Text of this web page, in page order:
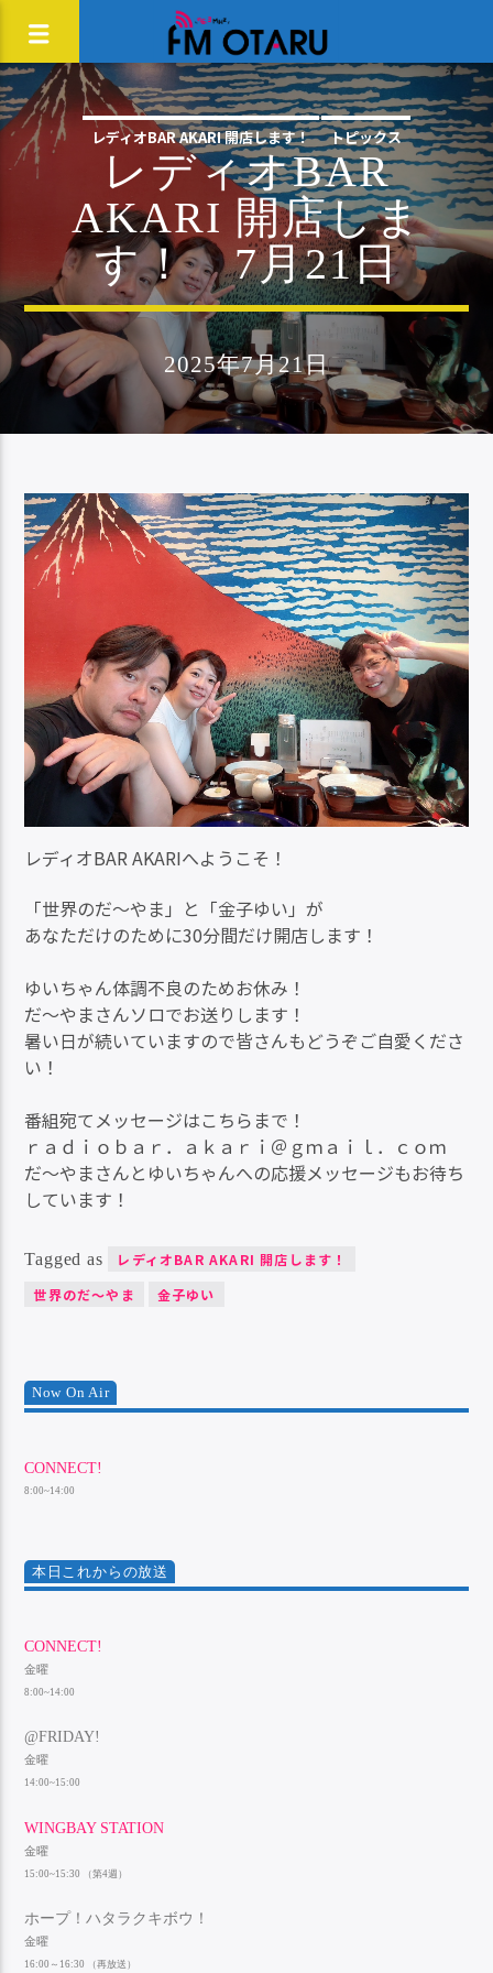
レディオBAR AKARI 開店します！ トピックス
レディオBAR
AKARI 開店しま
す！ 7月21日
2025年7月21日
レディオBAR AKARIへようこそ！
「世界のだ～やま」と「金子ゆい」が
あなただけのために30分間だけ開店します！
ゆいちゃん体調不良のためお休み！
だ～やまさんソロでお送りします！
暑い日が続いていますので皆さんもどうぞご自愛くださ
い！
番組宛てメッセージはこちらまで！
ｒａｄｉｏｂａｒ．ａｋａｒｉ＠ｇｍａｉｌ．ｃｏｍ
だ～やまさんとゆいちゃんへの応援メッセージもお待ち
しています！
Tagged as
レディオBAR AKARI 開店します！
世界のだ～やま
金子ゆい
Now On Air
CONNECT!
8:00~14:00
本日これからの放送
CONNECT!
金曜
8:00~14:00
@FRIDAY!
金曜
14:00~15:00
WINGBAY STATION
金曜
15:00~15:30 （第4週）
ホープ！ハタラクキボウ！
金曜
16:00～16:30 （再放送）